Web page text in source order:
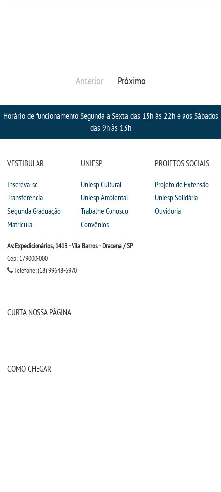
UNIESP
CONTATO
Anterior Próximo
Horário de funcionamento Segunda a Sexta das 13h às 22h e aos Sábados
das 9h às 13h
VESTIBULAR
Inscreva-se
Transferência
Segunda Graduação
Matrícula
UNIESP
Uniesp Cultural
Uniesp Ambiental
Trabalhe Conosco
Convênios
PROJETOS SOCIAIS
Projeto de Extensão
Uniesp Solidária
Ouvidoria
Av. Expedicionários, 1413 - Vila Barros - Dracena / SP
Cep: 179000-000
Telefone: (18) 99648-6970
CURTA NOSSA PÁGINA
COMO CHEGAR